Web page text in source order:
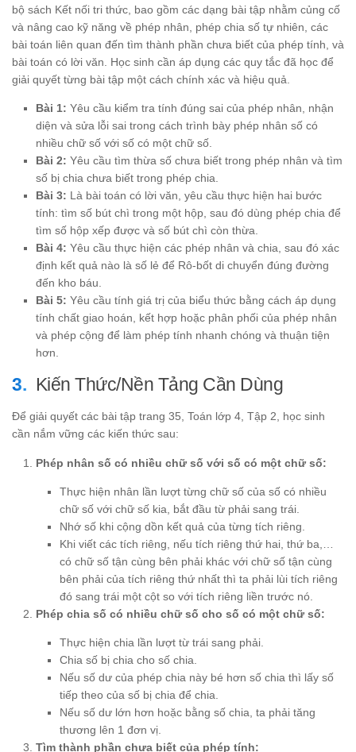
bộ sách Kết nối tri thức, bao gồm các dạng bài tập nhằm củng cố
và nâng cao kỹ năng về phép nhân, phép chia số tự nhiên, các
bài toán liên quan đến tìm thành phần chưa biết của phép tính, và
bài toán có lời văn. Học sinh cần áp dụng các quy tắc đã học để
giải quyết từng bài tập một cách chính xác và hiệu quả.
Bài 1: Yêu cầu kiểm tra tính đúng sai của phép nhân, nhận
diện và sửa lỗi sai trong cách trình bày phép nhân số có
nhiều chữ số với số có một chữ số.
Bài 2: Yêu cầu tìm thừa số chưa biết trong phép nhân và tìm
số bị chia chưa biết trong phép chia.
Bài 3: Là bài toán có lời văn, yêu cầu thực hiện hai bước
tính: tìm số bút chì trong một hộp, sau đó dùng phép chia để
tìm số hộp xếp được và số bút chì còn thừa.
Bài 4: Yêu cầu thực hiện các phép nhân và chia, sau đó xác
định kết quả nào là số lẻ để Rô-bốt di chuyển đúng đường
đến kho báu.
Bài 5: Yêu cầu tính giá trị của biểu thức bằng cách áp dụng
tính chất giao hoán, kết hợp hoặc phân phối của phép nhân
và phép cộng để làm phép tính nhanh chóng và thuận tiện
hơn.
Kiến Thức/Nền Tảng Cần Dùng
Để giải quyết các bài tập trang 35, Toán lớp 4, Tập 2, học sinh
cần nắm vững các kiến thức sau:
Phép nhân số có nhiều chữ số với số có một chữ số:
Thực hiện nhân lần lượt từng chữ số của số có nhiều
chữ số với chữ số kia, bắt đầu từ phải sang trái.
Nhớ số khi cộng dồn kết quả của từng tích riêng.
Khi viết các tích riêng, nếu tích riêng thứ hai, thứ ba,…
có chữ số tận cùng bên phải khác với chữ số tận cùng
bên phải của tích riêng thứ nhất thì ta phải lùi tích riêng
đó sang trái một cột so với tích riêng liền trước nó.
Phép chia số có nhiều chữ số cho số có một chữ số:
Thực hiện chia lần lượt từ trái sang phải.
Chia số bị chia cho số chia.
Nếu số dư của phép chia này bé hơn số chia thì lấy số
tiếp theo của số bị chia để chia.
Nếu số dư lớn hơn hoặc bằng số chia, ta phải tăng
thương lên 1 đơn vị.
Tìm thành phần chưa biết của phép tính: